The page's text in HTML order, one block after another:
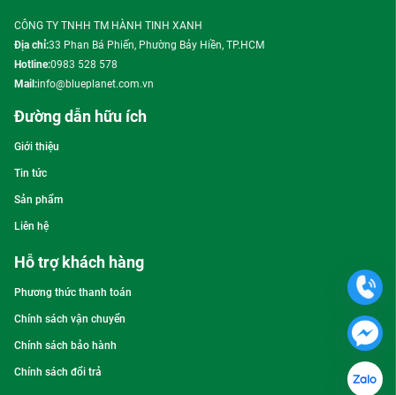
CÔNG TY TNHH TM HÀNH TINH XANH
Địa chỉ:33 Phan Bá Phiến, Phường Bảy Hiền, TP.HCM
Hotline:0983 528 578
Mail:info@blueplanet.com.vn
Đường dẫn hữu ích
Giới thiệu
Tin tức
Sản phẩm
Liên hệ
Hỗ trợ khách hàng
Phương thức thanh toán
Chính sách vận chuyển
Chính sách bảo hành
Chính sách đổi trả